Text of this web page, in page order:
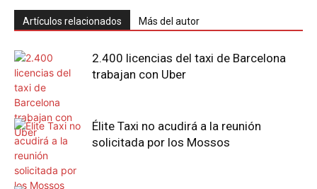
Artículos relacionados Más del autor
2.400 licencias del taxi de Barcelona
trabajan con Uber
Élite Taxi no acudirá a la reunión
solicitada por los Mossos